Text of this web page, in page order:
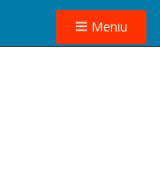
Meniu